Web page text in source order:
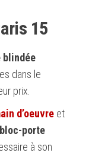
15
blindée
dans le
prix.
d’oeuvre et
bloc-porte
à son